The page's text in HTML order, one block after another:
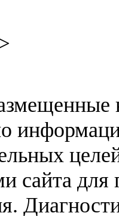
сайта